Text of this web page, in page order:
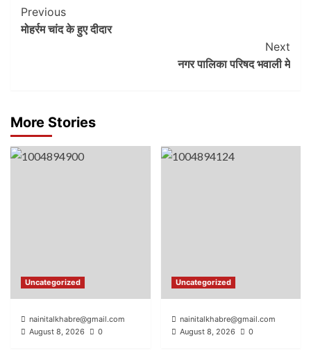
Post
Navigation
Previous
मोहर्रम चांद के हुए दीदार
Next
नगर पालिका परिषद भवाली मे
More Stories
Uncategorized
nainitalkhabre@gmail.com
August 8, 2026
0
Uncategorized
nainitalkhabre@gmail.com
August 8, 2026
0